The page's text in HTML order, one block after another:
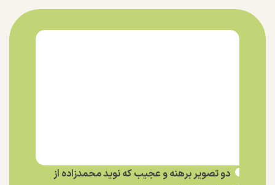
دو تصویر برهنه و عجیب که نوید محمدزاده از